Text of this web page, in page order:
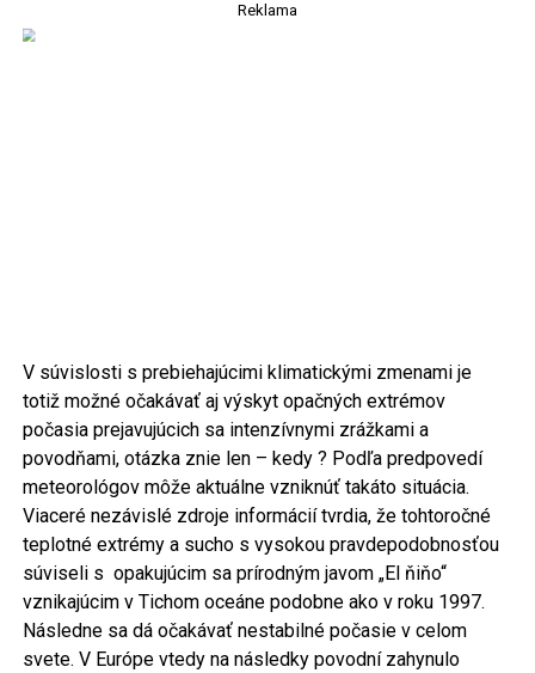
Reklama
V súvislosti s prebiehajúcimi klimatickými zmenami je
totiž možné očakávať aj výskyt opačných extrémov
počasia prejavujúcich sa intenzívnymi zrážkami a
povodňami, otázka znie len – kedy ? Podľa predpovedí
meteorológov môže aktuálne vzniknúť takáto situácia.
Viaceré nezávislé zdroje informácií tvrdia, že tohtoročné
teplotné extrémy a sucho s vysokou pravdepodobnosťou
súviseli s opakujúcim sa prírodným javom „El ňiňo“
vznikajúcim v Tichom oceáne podobne ako v roku 1997.
Následne sa dá očakávať nestabilné počasie v celom
svete. V Európe vtedy na následky povodní zahynulo